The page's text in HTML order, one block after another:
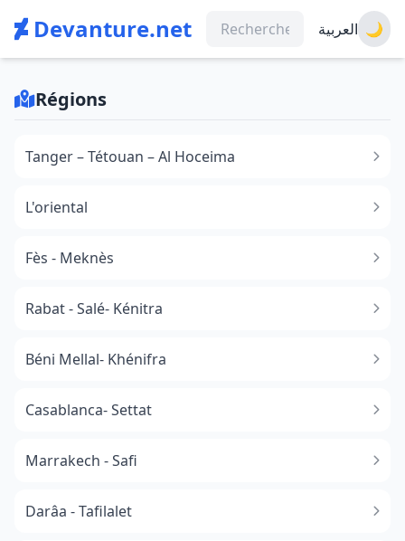
Devanture.net العربية 🌙
Régions
Tanger – Tétouan – Al Hoceima
L'oriental
Fès - Meknès
Rabat - Salé- Kénitra
Béni Mellal- Khénifra
Casablanca- Settat
Marrakech - Safi
Darâa - Tafilalet